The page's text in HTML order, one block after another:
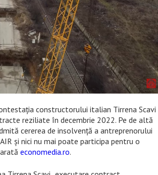
constructorului italian Tirrena Scavi
reziliate în decembrie 2022. Pe de altă
cererea de insolvență a antreprenorului
și nici nu mai poate participa pentru o
economedia.ro.